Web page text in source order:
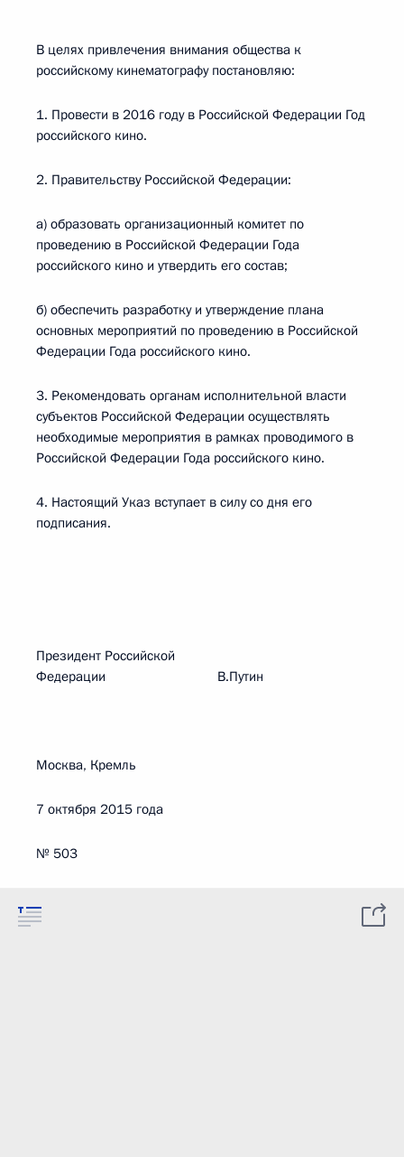
В целях привлечения внимания общества к
российскому кинематографу постановляю:
1. Провести в 2016 году в Российской Федерации Год
российского кино.
2. Правительству Российской Федерации:
а) образовать организационный комитет по
проведению в Российской Федерации Года
российского кино и утвердить его состав;
б) обеспечить разработку и утверждение плана
основных мероприятий по проведению в Российской
Федерации Года российского кино.
3. Рекомендовать органам исполнительной власти
субъектов Российской Федерации осуществлять
необходимые мероприятия в рамках проводимого в
Российской Федерации Года российского кино.
4. Настоящий Указ вступает в силу со дня его
подписания.
Президент Российской
Федерации В.Путин
Москва, Кремль
7 октября 2015 года
№ 503